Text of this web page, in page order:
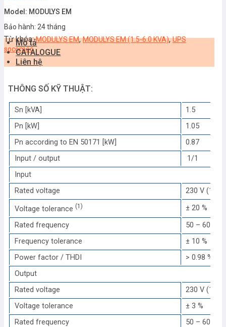
Model: MODULYS EM
Bảo hành: 24 tháng
Từ khóa:MODULYS EM,MODULYS EM (1.5-6.0 KVA),UPS
socomec
Mô tả
CATALOGUE
Liên hệ
THÔNG SỐ KỸ THUẬT:
Sn [kVA] 1.5
Pn [kW]
1.05
Pn according to EN 50171 [kW]
0.87
Input / output
1/1
Input
Rated voltage
230 V
Voltage tolerance (1)
± 20 %
Rated frequency
50 – 60 Hz
Frequency tolerance
± 10 %
Power factor / THDI
> 0.98 % / <
Output
Rated voltage
230 V
Voltage tolerance
± 3 %
Rated frequency
50 – 60 Hz